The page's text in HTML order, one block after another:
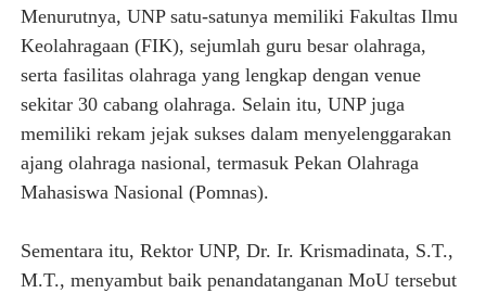
Menurutnya, UNP satu-satunya memiliki Fakultas Ilmu
Keolahragaan (FIK), sejumlah guru besar olahraga,
serta fasilitas olahraga yang lengkap dengan venue
sekitar 30 cabang olahraga. Selain itu, UNP juga
memiliki rekam jejak sukses dalam menyelenggarakan
ajang olahraga nasional, termasuk Pekan Olahraga
Mahasiswa Nasional (Pomnas).
Sementara itu, Rektor UNP, Dr. Ir. Krismadinata, S.T.,
M.T., menyambut baik penandatanganan MoU tersebut